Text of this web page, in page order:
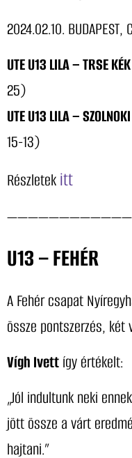
2024.02.10. BUDAPEST,
UTE U13 LILA – TRSE
25)
UTE U13 LILA –
15-13)
Részletekitt
U13 – FEHÉR
A Fehér csapat
össze pontszerzés, két
Vígh Ivettígy értékelt:
„Jól indultunk neki
jött össze a várt
hajtani.”